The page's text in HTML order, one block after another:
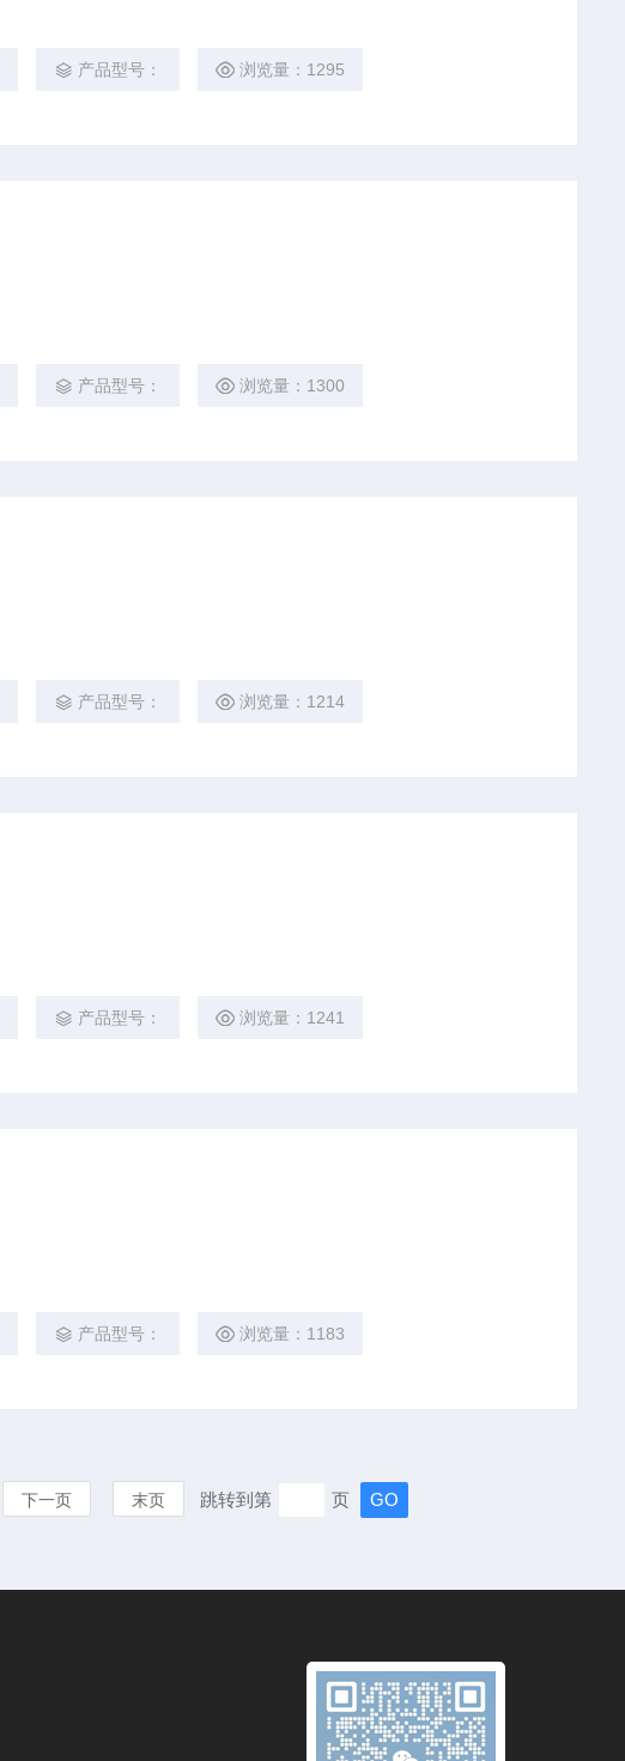
产品型号： 浏览量：1295
产品型号： 浏览量：1300
产品型号： 浏览量：1214
产品型号： 浏览量：1241
产品型号： 浏览量：1183
下一页 末页 跳转到第 页